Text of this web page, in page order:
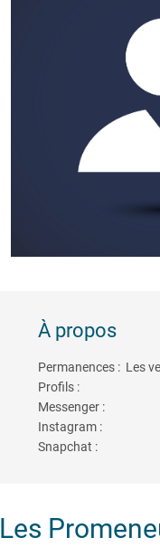
À propos
Permanences : Les
Profils :
Messenger :
Instagram :
Snapchat :
Les